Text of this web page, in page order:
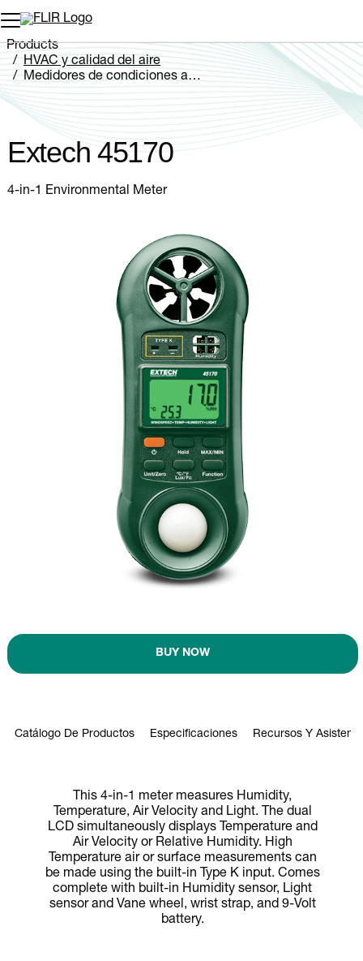
Products
HVAC y calidad del aire
Medidores de condiciones ambientales
Extech 45170
Extech 45170
4-in-1 Environmental Meter
BUY NOW
Catálogo De Productos Especificaciones Recursos Y
This 4-in-1 meter measures Humidity,
Temperature, Air Velocity and Light. The dual
LCD simultaneously displays Temperature and
Air Velocity or Relative Humidity. High
Temperature air or surface measurements can
be made using the built-in Type K input. Comes
complete with built-in Humidity sensor, Light
sensor and Vane wheel, wrist strap, and 9-Volt
battery.